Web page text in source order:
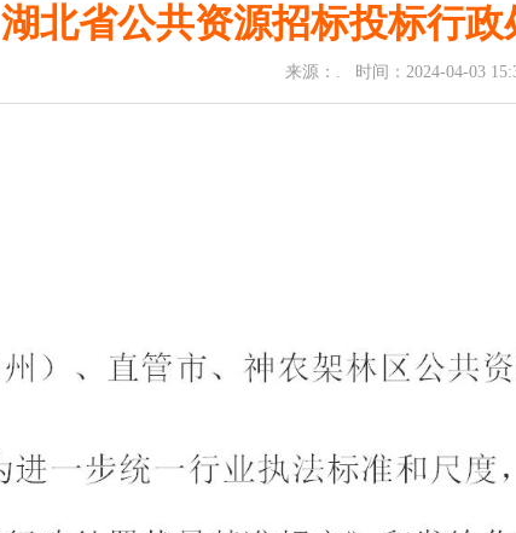
湖北省公共资源招标投标行
来源：. 时间：2024-04-03